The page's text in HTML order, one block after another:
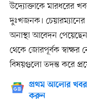
উদ্যোক্তাকে মারধরের
দুঃখজনক।
অনাস্থা আবেদন
থেকে জোরপূর্বক স্বাক্ষর
বিষয়গুলো তদন্ত করে
প্রথম আলোর
করুন